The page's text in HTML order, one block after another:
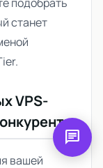
станет
VPS-
вашей
chat